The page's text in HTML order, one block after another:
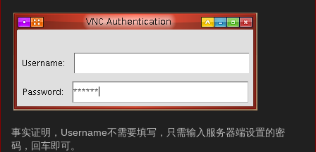
事实证明，Username不需要填写，只需输入服务器端设置的密
码，回车即可。